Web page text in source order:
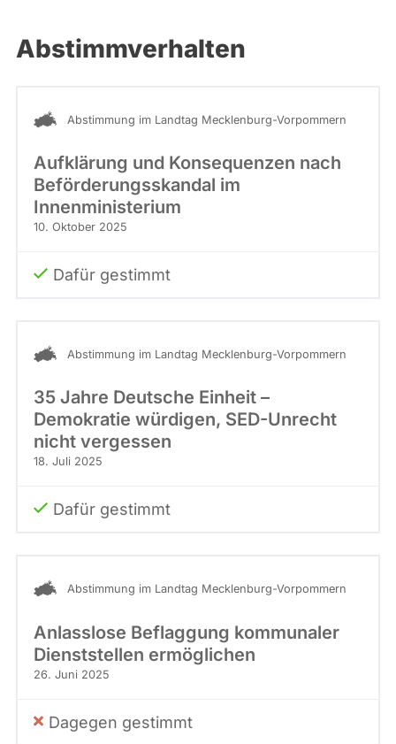
Abstimmverhalten
Abstimmung im Landtag Mecklenburg-Vorpommern
Aufklärung und Konsequenzen nach
Beförderungsskandal im
Innenministerium
10. Oktober 2025
Dafür gestimmt
Abstimmung im Landtag Mecklenburg-Vorpommern
35 Jahre Deutsche Einheit –
Demokratie würdigen, SED-Unrecht
nicht vergessen
18. Juli 2025
Dafür gestimmt
Abstimmung im Landtag Mecklenburg-Vorpommern
Anlasslose Beflaggung kommunaler
Dienststellen ermöglichen
26. Juni 2025
Dagegen gestimmt